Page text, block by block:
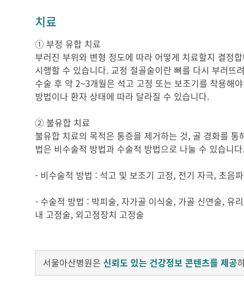
치료
① 부정 유합 치료
부러진 부위와 변형 정도에 따라 어떻게 치료할지 결정
시행할 수 있습니다. 교정 절골술이란 뼈를 다시 부러뜨
수술 후 약 2~3개월은 석고 고정 또는 보조기를 착용해
방법이나 환자 상태에 따라 달라질 수 있습니다.
② 불유합 치료
불유합 치료의 목적은 통증을 제거하는 것, 골 경화를
법은 비수술적 방법과 수술적 방법으로 나눌 수 있습니
- 비수술적 방법 : 석고 및 보조기 고정, 전기 자극, 초음
- 수술적 방법 : 박피술, 자가골 이식술, 가골 신연술, 유
내 고정술, 외고정장치 고정술
서울아산병원은 신뢰도 있는 건강정보 콘텐츠를 제공